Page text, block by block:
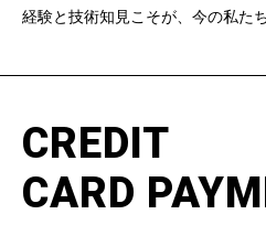
経験と技術知見こそが、今の私た
CREDIT
CARD